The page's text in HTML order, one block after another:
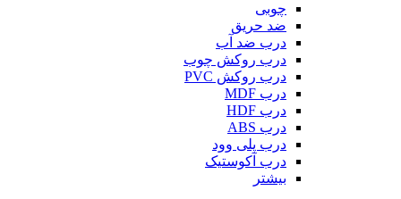
چوبی
ضد حریق
درب ضد آب
درب روکش چوب
درب روکش PVC
درب MDF
درب HDF
درب ABS
درب پلی وود
درب آکوستیک
بیشتر